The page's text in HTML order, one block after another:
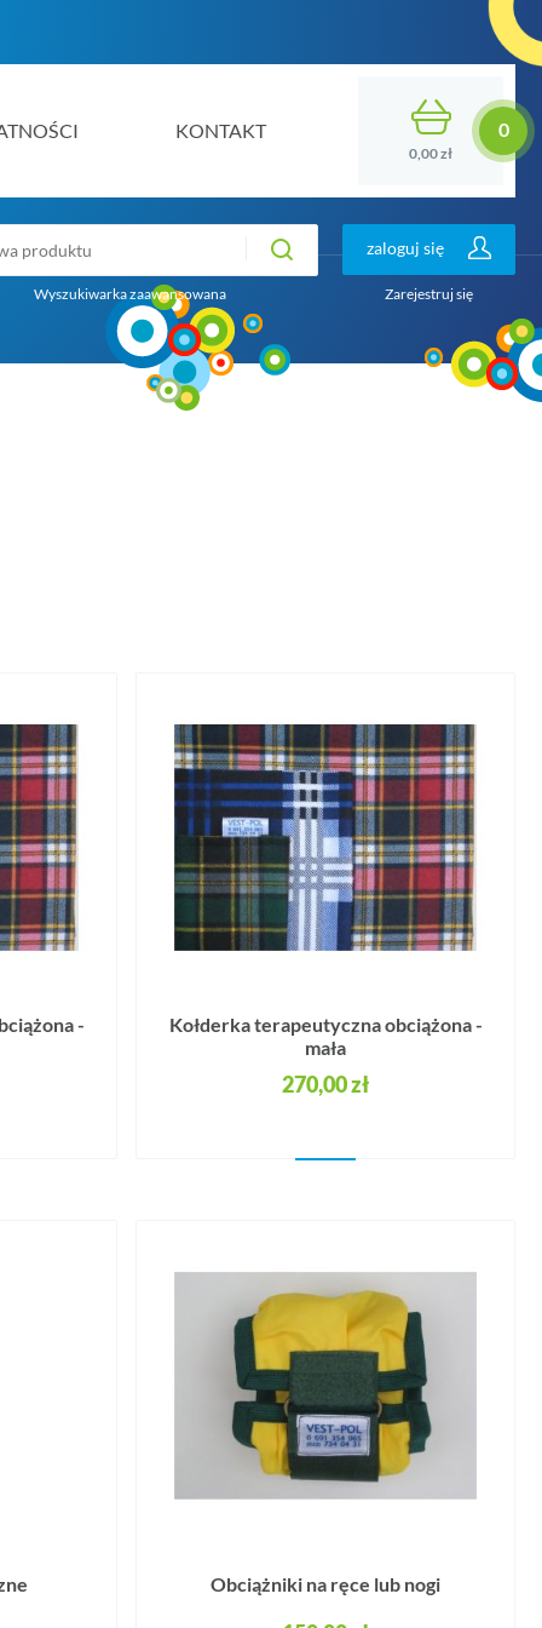
KONTAKT
0,00 zł
Wyszukiwarka zaawansowana
zaloguj się
Zarejestruj się
-
Kołderka terapeutyczna obciążona -
mała
270,00 zł
Obciążniki na ręce lub nogi